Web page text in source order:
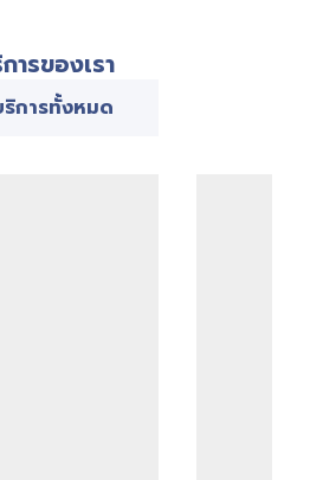
ารของเรา
การทั้งหมด